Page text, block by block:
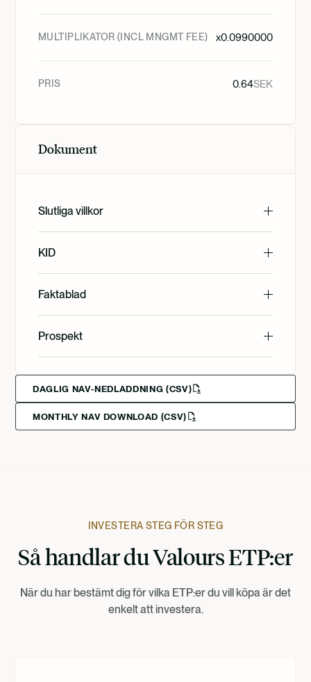
MULTIPLIKATOR (INCL MNGMT FEE) x0.0990000
PRIS 0.64SEK
Dokument
Slutliga villkor
English
Svenska
Deutsch
KID
English
Svenska
Dansk
Faktablad
English
Svenska
Prospekt
English
DAGLIG NAV-NEDLADDNING (CSV)
MONTHLY NAV DOWNLOAD (CSV)
INVESTERA STEG FÖR STEG
Så handlar du Valours ETP:er
När du har bestämt dig för vilka ETP:er du vill köpa är det
enkelt att investera.